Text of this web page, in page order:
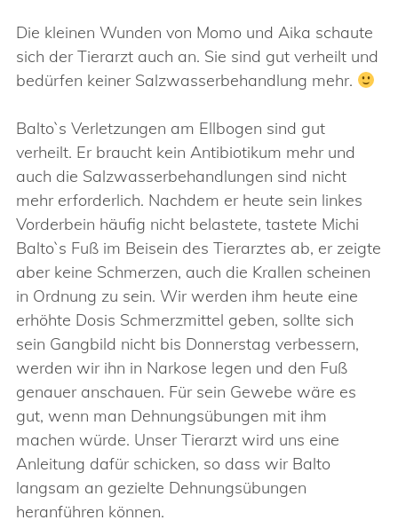
Die kleinen Wunden von Momo und Aika schaute
sich der Tierarzt auch an. Sie sind gut verheilt und
bedürfen keiner Salzwasserbehandlung mehr.
Balto`s Verletzungen am Ellbogen sind gut
verheilt. Er braucht kein Antibiotikum mehr und
auch die Salzwasserbehandlungen sind nicht
mehr erforderlich. Nachdem er heute sein linkes
Vorderbein häufig nicht belastete, tastete Michi
Balto`s Fuß im Beisein des Tierarztes ab, er zeigte
aber keine Schmerzen, auch die Krallen scheinen
in Ordnung zu sein. Wir werden ihm heute eine
erhöhte Dosis Schmerzmittel geben, sollte sich
sein Gangbild nicht bis Donnerstag verbessern,
werden wir ihn in Narkose legen und den Fuß
genauer anschauen. Für sein Gewebe wäre es
gut, wenn man Dehnungsübungen mit ihm
machen würde. Unser Tierarzt wird uns eine
Anleitung dafür schicken, so dass wir Balto
langsam an gezielte Dehnungsübungen
heranführen können.